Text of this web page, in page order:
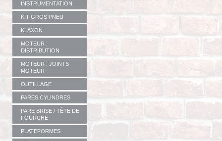
INSTRUMENTATION
KIT GROS PNEU
KLAXON
MOTEUR :
DISTRIBUTION
MOTEUR : JOINTS
MOTEUR
OUTILLAGE
PARES CYLINDRES
PARE BRISE / TÊTE DE
FOURCHE
PLATEFORMES